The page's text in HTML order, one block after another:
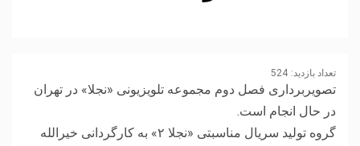
تعداد بازدید: 524
تصویربرداری فصل دوم مجموعه تلویزیونی «نجلا» در تهران
در حال انجام است.
گروه تولید سریال مناسبتی «نجلا ۲» به کارگردانی خیرالله